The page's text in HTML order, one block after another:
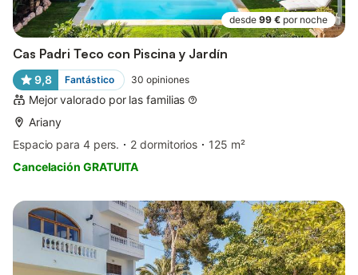
desde 99 € por noche
Cas Padri Teco con Piscina y Jardín
9,8 Fantástico 30 opiniones
Mejor valorado por las familias
Ariany
Espacio para 4 pers.
2 dormitorios
125 m²
Cancelación GRATUITA